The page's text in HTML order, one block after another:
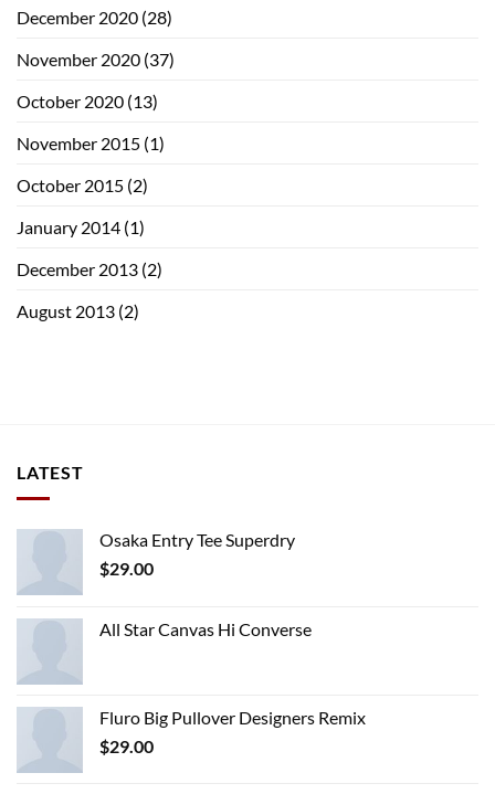
December 2020 (28)
November 2020 (37)
October 2020 (13)
November 2015 (1)
October 2015 (2)
January 2014 (1)
December 2013 (2)
August 2013 (2)
LATEST
Osaka Entry Tee Superdry
$29.00
All Star Canvas Hi Converse
Fluro Big Pullover Designers Remix
$29.00